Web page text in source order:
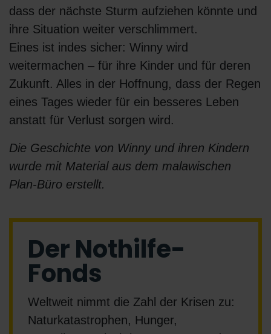
dass der nächste Sturm aufziehen könnte und
ihre Situation weiter verschlimmert.
Eines ist indes sicher: Winny wird
weitermachen – für ihre Kinder und für deren
Zukunft. Alles in der Hoffnung, dass der Regen
eines Tages wieder für ein besseres Leben
anstatt für Verlust sorgen wird.
Die Geschichte von Winny und ihren Kindern
wurde mit Material aus dem malawischen
Plan-Büro erstellt.
Der Nothilfe-
Fonds
Weltweit nimmt die Zahl der Krisen zu:
Naturkatastrophen, Hunger,